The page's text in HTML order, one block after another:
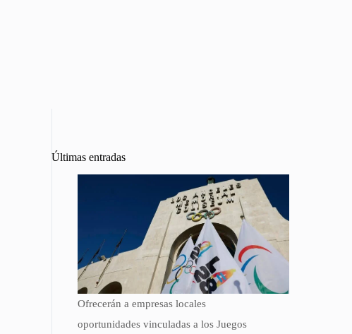
Últimas entradas
Ofrecerán a empresas locales
oportunidades vinculadas a los Juegos